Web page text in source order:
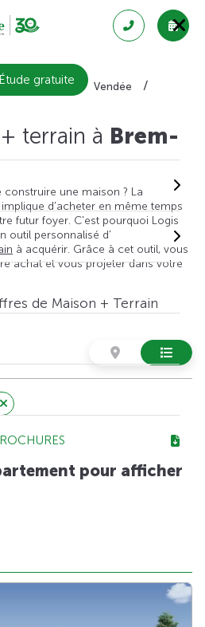
Étude gratuite
+ terrain
Vendée
terrain à Brem-
une maison ? La
d'acheter en même temps
futur foyer. C'est pourquoi Logis
outil personnalisé d'
à acquérir. Grâce à cet outil, vous
achat et vous projeter dans votre
de Maison + Terrain
pour afficher